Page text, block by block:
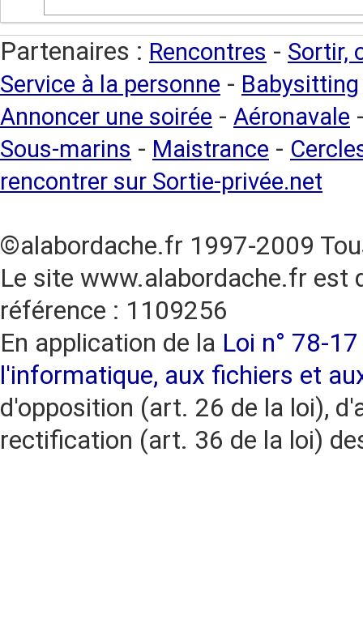
Partenaires : Rencontres - Sortir,
Service à la personne - Babysitting
Annoncer une soirée - Aéronavale
Sous-marins - Maistrance -
rencontrer sur Sortie-privée.net
©alabordache.fr 1997-2009
Le site www.alabordache.fr est
référence : 1109256
En application de la Loi n° 78-
l'informatique, aux fichiers et
d'opposition (art. 26 de la loi),
rectification (art. 36 de la loi)